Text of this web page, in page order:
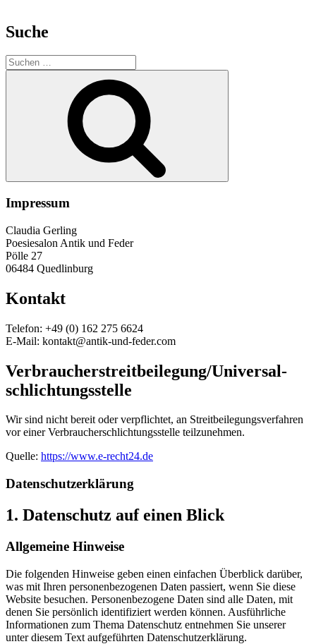
Suche
Suche
nach:
Impressum
Claudia Gerling
Poesiesalon Antik und Feder
Pölle 27
06484 Quedlinburg
Kontakt
Telefon: +49 (0) 162 275 6624
E-Mail: kontakt@antik-und-feder.com
Verbraucher­streit­beilegung/Universal­
schlichtungs­stelle
Wir sind nicht bereit oder verpflichtet, an Streitbeilegungsverfahren
vor einer Verbraucherschlichtungsstelle teilzunehmen.
Quelle: https://www.e-recht24.de
Datenschutz­erklärung
1. Datenschutz auf einen Blick
Allgemeine Hinweise
Die folgenden Hinweise geben einen einfachen Überblick darüber,
was mit Ihren personenbezogenen Daten passiert, wenn Sie diese
Website besuchen. Personenbezogene Daten sind alle Daten, mit
denen Sie persönlich identifiziert werden können. Ausführliche
Informationen zum Thema Datenschutz entnehmen Sie unserer
unter diesem Text aufgeführten Datenschutzerklärung.